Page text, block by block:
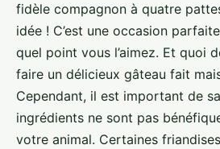
fidèle compagnon à quatre
idée ! C’est une occasion
quel point vous l’aimez. Et quoi
faire un délicieux gâteau fait
Cependant, il est important de
ingrédients ne sont pas
votre animal. Certaines